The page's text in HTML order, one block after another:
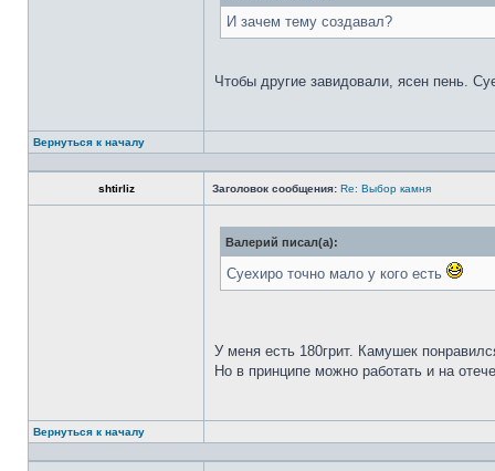
И зачем тему создавал?
Чтобы другие завидовали, ясен пень.
Вернуться к началу
shtirliz Заголовок сообщения: Re: Выбор камня
Валерий писал(а):
Суехиро точно мало у кого есть
У меня есть 180грит. Камушек
Но в принципе можно работать и на
Вернуться к началу